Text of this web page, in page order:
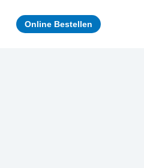
Online Bestellen